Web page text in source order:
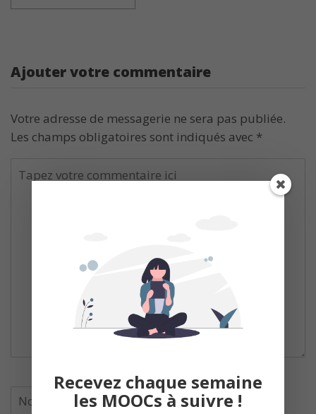
Ajouter votre commentaire
Votre adresse de messagerie ne sera pas publiée.
Les champs obligatoires sont indiqués avec *
Recevez chaque semaine
les MOOCs à suivre !